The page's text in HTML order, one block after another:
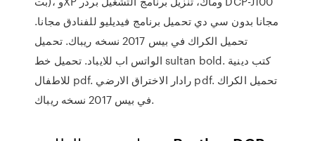
مجانا بدون سي دي تحميل برنامج فيديليو للفنادق مجانا.
تحميل الكراك في بيس 2017 نسخه ريباك. تحميل
الواتس اب للايباد. تحميل خط sultan bold. كتب دينية
للاطفال pdf. رادار الاختراق الارضي pdf. تحميل الكراك
في بيس 2017 نسخه ريباك.